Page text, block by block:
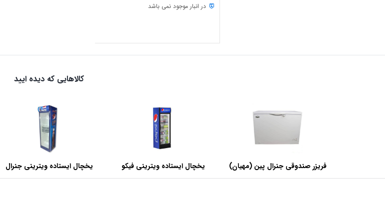
در انبار موجود نمی باشد
کالاهایی که دیده ایید
فریزر صندوقی جنرال پین (مهیان)
با ظرفیت 440 لیتر
یخچال ایستاده ویترینی فیکو
عرض 60 سانتی متر
یخچال ایستاده ویترینی جنرال
عرض 60 سانتی متر